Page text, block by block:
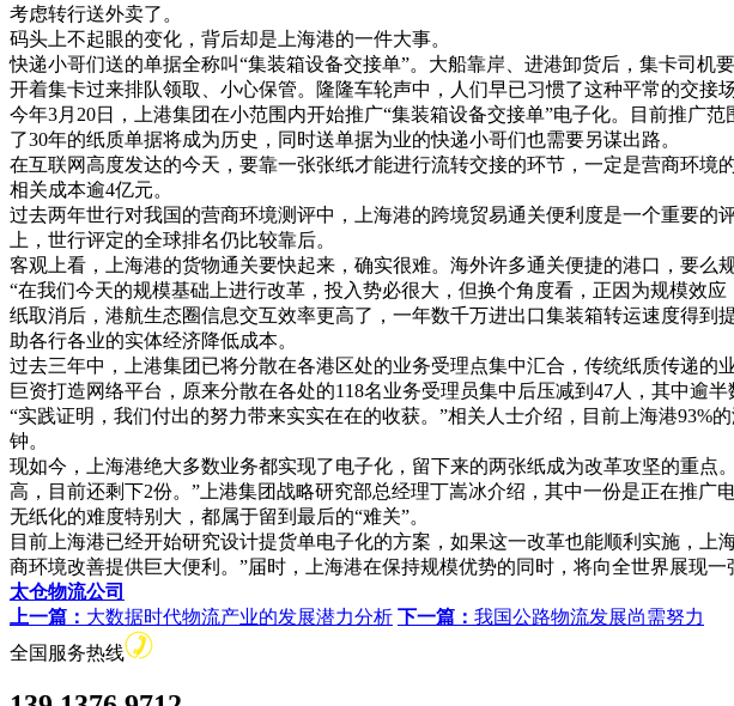
考虑转行送外卖了。
码头上不起眼的变化，背后却是上海港的一件大事。
快递小哥们送的单据全称叫“集装箱设备交接单”。大船靠岸、进港卸货后，集卡司
开着集卡过来排队领取、小心保管。隆隆车轮声中，人们早已习惯了这种平常的交接
今年3月20日，上港集团在小范围内开始推广“集装箱设备交接单”电子化。目前推广
了30年的纸质单据将成为历史，同时送单据为业的快递小哥们也需要另谋出路。
在互联网高度发达的今天，要靠一张张纸才能进行流转交接的环节，一定是营商环
相关成本逾4亿元。
过去两年世行对我国的营商环境测评中，上海港的跨境贸易通关便利度是一个重要
上，世行评定的全球排名仍比较靠后。
客观上看，上海港的货物通关要快起来，确实很难。海外许多通关便捷的港口，要么
“在我们今天的规模基础上进行改革，投入势必很大，但换个角度看，正因为规模效
纸取消后，港航生态圈信息交互效率更高了，一年数千万进出口集装箱转运速度得
助各行各业的实体经济降低成本。
过去三年中，上港集团已将分散在各港区处的业务受理点集中汇合，传统纸质传递
巨资打造网络平台，原来分散在各处的118名业务受理员集中后压减到47人，其中逾
“实践证明，我们付出的努力带来实实在在的收获。”相关人士介绍，目前上海港
钟。
现如今，上海港绝大多数业务都实现了电子化，留下来的两张纸成为改革攻坚的重
高，目前还剩下2份。”上港集团战略研究部总经理丁嵩冰介绍，其中一份是正在推广
无纸化的难度特别大，都属于留到最后的“难关”。
目前上海港已经开始研究设计提货单电子化的方案，如果这一改革也能顺利实施，
商环境改善提供巨大便利。”届时，上海港在保持规模优势的同时，将向全世界展现
太仓物流公司
上一篇： 大数据时代物流产业的发展潜力分析 下一篇： 我国公路物流发展尚需努力
全国服务热线